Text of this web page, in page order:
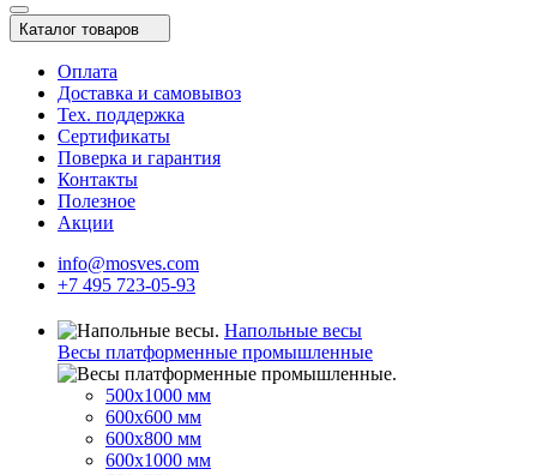
Каталог товаров
Оплата
Доставка и самовывоз
Тех. поддержка
Сертификаты
Поверка и гарантия
Контакты
Полезное
Акции
info@mosves.com
+7 495 723-05-93
Напольные весы
Весы платформенные промышленные
500x1000 мм
600x600 мм
600x800 мм
600x1000 мм